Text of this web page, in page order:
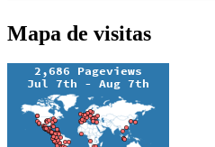
Mapa de visitas